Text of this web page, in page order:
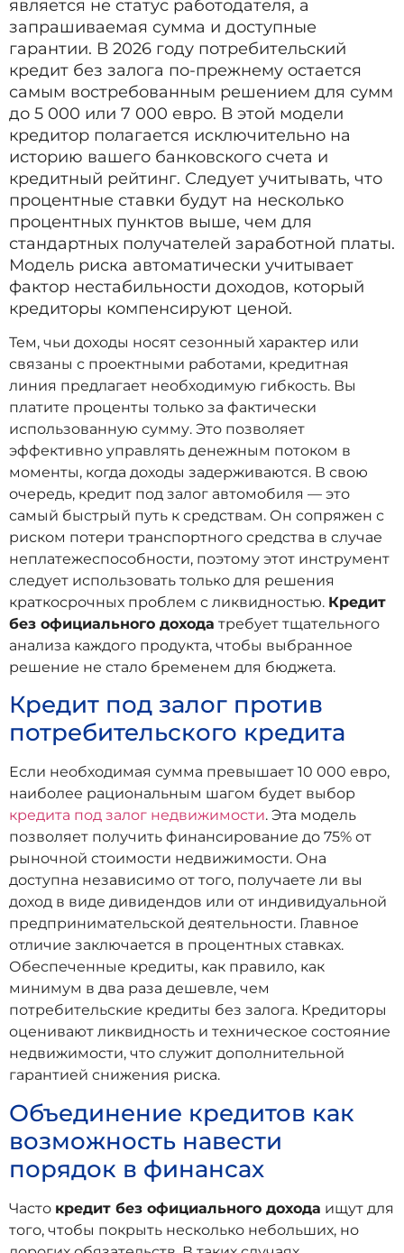
является не статус работодателя, а
запрашиваемая сумма и доступные
гарантии. В 2026 году потребительский
кредит без залога по-прежнему остается
самым востребованным решением для сумм
до 5 000 или 7 000 евро. В этой модели
кредитор полагается исключительно на
историю вашего банковского счета и
кредитный рейтинг. Следует учитывать, что
процентные ставки будут на несколько
процентных пунктов выше, чем для
стандартных получателей заработной платы.
Модель риска автоматически учитывает
фактор нестабильности доходов, который
кредиторы компенсируют ценой.
Тем, чьи доходы носят сезонный характер или
связаны с проектными работами, кредитная
линия предлагает необходимую гибкость. Вы
платите проценты только за фактически
использованную сумму. Это позволяет
эффективно управлять денежным потоком в
моменты, когда доходы задерживаются. В свою
очередь, кредит под залог автомобиля — это
самый быстрый путь к средствам. Он сопряжен с
риском потери транспортного средства в случае
неплатежеспособности, поэтому этот инструмент
следует использовать только для решения
краткосрочных проблем с ликвидностью. Кредит
без официального дохода требует тщательного
анализа каждого продукта, чтобы выбранное
решение не стало бременем для бюджета.
Кредит под залог против
потребительского кредита
Если необходимая сумма превышает 10 000 евро,
наиболее рациональным шагом будет выбор
кредита под залог недвижимости. Эта модель
позволяет получить финансирование до 75% от
рыночной стоимости недвижимости. Она
доступна независимо от того, получаете ли вы
доход в виде дивидендов или от индивидуальной
предпринимательской деятельности. Главное
отличие заключается в процентных ставках.
Обеспеченные кредиты, как правило, как
минимум в два раза дешевле, чем
потребительские кредиты без залога. Кредиторы
оценивают ликвидность и техническое состояние
недвижимости, что служит дополнительной
гарантией снижения риска.
Объединение кредитов как
возможность навести
порядок в финансах
Часто кредит без официального дохода ищут для
того, чтобы покрыть несколько небольших, но